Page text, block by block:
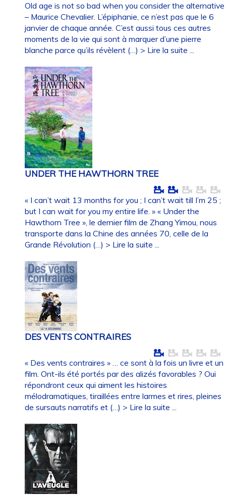
Old age is not so bad when you consider the alternative
– Maurice Chevalier. L’épiphanie, ce n’est pas que le 6
janvier de chaque année. C’est aussi tous ces autres
moments de la vie qui sont à marquer d’une pierre
blanche parce qu’ils révèlent (…) > Lire la suite ...
UNDER THE HAWTHORN TREE
« I can’t wait 13 months for you ; I can’t wait till I’m 25 ;
but I can wait for you my entire life. » « Under the
Hawthorn Tree », le dernier film de Zhang Yimou, nous
transporte dans la Chine des années 70, celle de la
Grande Révolution (…) > Lire la suite ...
DES VENTS CONTRAIRES
« Des vents contraires » … ce sont à la fois un livre et un
film. Ont-ils été portés par des alizés favorables ? Oui
répondront ceux qui aiment les histoires
mélodramatiques, tiraillées entre larmes et rires, pleines
de sursauts narratifs et (…) > Lire la suite ...